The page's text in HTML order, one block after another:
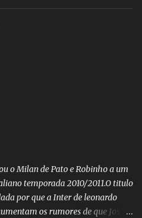
o Milan de Pato e Robinho a um
temporada 2010/2011.O titulo
por que a Inter de leonardo
os rumores de que Jos